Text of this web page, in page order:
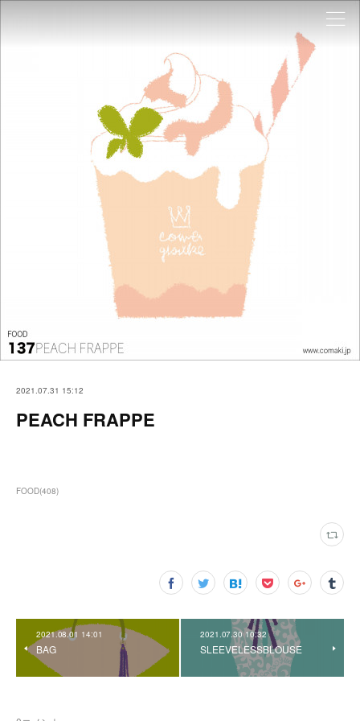
2021.07.31 15:12
PEACH FRAPPE
FOOD(408)
2021.08.01 14:01
BAG
2021.07.30 10:32
SLEEVELESSBLOUSE